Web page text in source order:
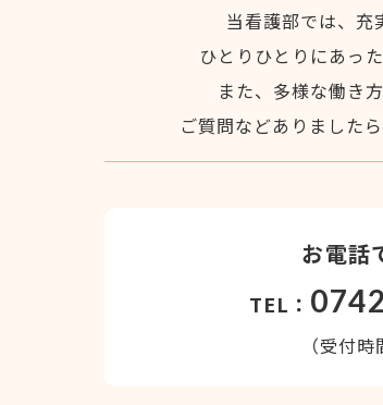
当看護部では、充
ひとりひとりにあっ
また、多様な働き
ご質問などありました
お電話
TEL：
（受付